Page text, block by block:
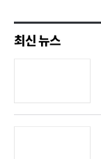
최신 뉴스